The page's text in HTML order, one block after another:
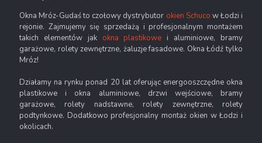
Okna Mróz-Gudaś to czołowy dystrybutor okien Schuco w Łodzi i
rejonie. Zajmujemy się sprzedażą i profesjonalnym montażem
takich elementów jak okna plastikowe i aluminiowe, bramy
garażowe, rolety zewnętrzne, żaluzje fasadowe. Okna Łódź tylko
Mróz!
Działamy na rynku ponad 20 lat oferując energooszczędne okna
plastikowe i okna aluminiowe, drzwi wejściowe, bramy
garażowe, rolety nadstawne, rolety zewnętrzne, rolety
podtynkowe. Dodatkowo profesjonalny montaż okien w Łodzi i
okolicach.